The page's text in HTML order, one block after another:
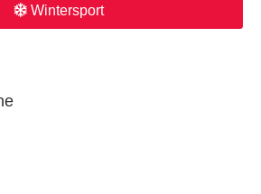
Wintersport